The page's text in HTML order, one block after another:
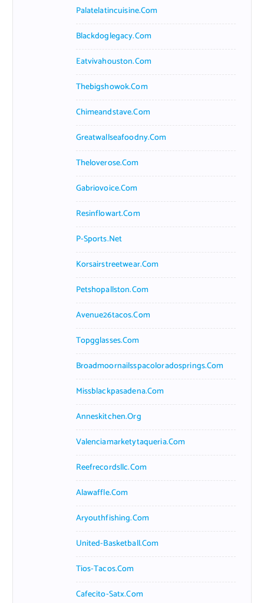
Palatelatincuisine.com
Blackdoglegacy.com
Eatvivahouston.com
Thebigshowok.com
Chimeandstave.com
Greatwallseafoodny.com
Theloverose.com
Gabriovoice.com
Resinflowart.com
P-Sports.net
Korsairstreetwear.com
Petshopallston.com
Avenue26tacos.com
Topgglasses.com
Broadmoornailsspacoloradosprings.com
Missblackpasadena.com
Anneskitchen.org
Valenciamarketytaqueria.com
Reefrecordsllc.com
Alawaffle.com
Aryouthfishing.com
United-Basketball.com
Tios-Tacos.com
Cafecito-Satx.com